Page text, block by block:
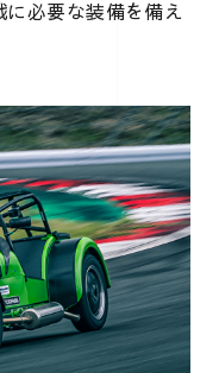
必要な装備を備え